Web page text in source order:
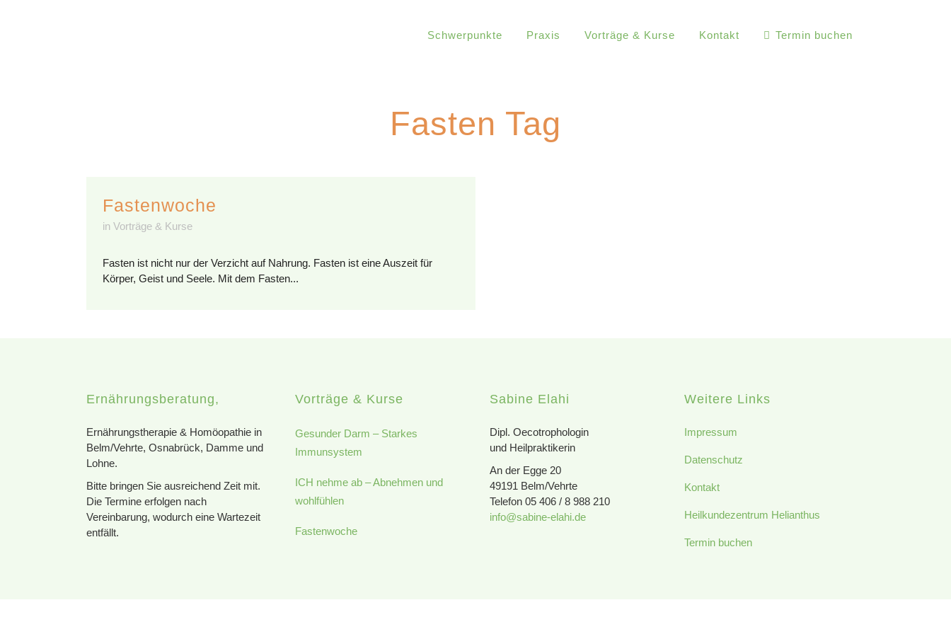
Schwerpunkte Praxis Vorträge & Kurse Kontakt Termin buchen
Fasten Tag
Fastenwoche
in Vorträge & Kurse
Fasten ist nicht nur der Verzicht auf Nahrung. Fasten ist eine Auszeit für
Körper, Geist und Seele. Mit dem Fasten...
Ernährungsberatung,
Ernährungstherapie & Homöopathie in
Belm/Vehrte, Osnabrück, Damme und
Lohne.
Bitte bringen Sie ausreichend Zeit mit.
Die Termine erfolgen nach
Vereinbarung, wodurch eine Wartezeit
entfällt.
Vorträge & Kurse
Gesunder Darm – Starkes
Immunsystem
ICH nehme ab – Abnehmen und
wohlfühlen
Fastenwoche
Sabine Elahi
Dipl. Oecotrophologin
und Heilpraktikerin
An der Egge 20
49191 Belm/Vehrte
Telefon 05 406 / 8 988 210
info@sabine-elahi.de
Weitere Links
Impressum
Datenschutz
Kontakt
Heilkundezentrum Helianthus
Termin buchen